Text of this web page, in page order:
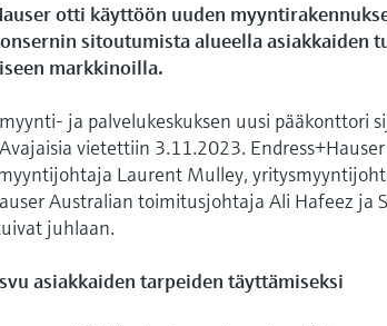
otti käyttöön uuden
sitoutumista alueella asiakkaiden
markkinoilla.
ja palvelukeskuksen uusi pääkonttori
​​vietettiin 3.11.2023.
Laurent Mulley,
Australian toimitusjohtaja Ali Hafeez ja
juhlaan.
asiakkaiden tarpeiden täyttämiseksi